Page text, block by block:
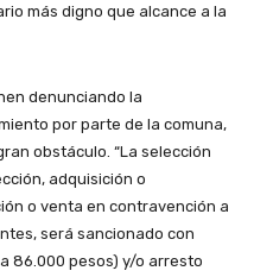
más digno que alcance a la
denunciando la
por parte de la comuna,
obstáculo. “La selección
adquisición o
o venta en contravención a
será sancionado con
86.000 pesos) y/o arresto